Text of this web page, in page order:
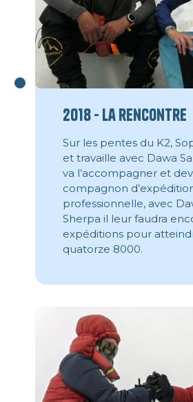
2018 - La rencontre
Sur les pentes du K2,
et travaille avec Dawa
va l’accompagner et
compagnon
professionnelle, avec
Sherpa il leur faudra
expéditions pour
quatorze 8000.